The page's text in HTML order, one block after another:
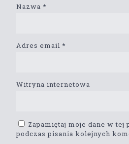
Nazwa *
Adres email *
Witryna internetowa
Zapamiętaj moje dane w tej
podczas pisania kolejnych